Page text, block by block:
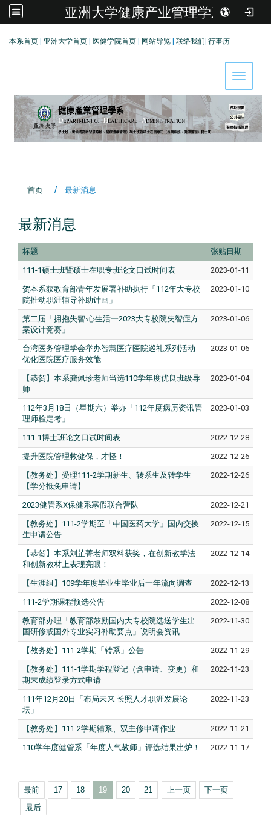
亚洲大学健康产业管理学系
本系首页 亚洲大学首页 医健学院首页 网站导览 联络我们 行事历
Toggle
首页 最新消息
最新消息
标题 张贴日期
111-1硕士班暨硕士在职专班论文口试时间表 2023-01-11
贺本系获教育部青年发展署补助执行「112年大专校
院推动职涯辅导补助计画」
2023-01-10
第二届「拥抱失智·心生活一2023大专校院失智症方
案设计竞赛」
2023-01-06
台湾医务管理学会举办智慧医疗医院巡礼系列活动-
优化医院医疗服务效能
2023-01-06
【恭贺】本系龚佩珍老师当选110学年度优良班级导
师
2023-01-04
112年3月18日（星期六）举办「112年度病历资讯管
理师检定考」
2023-01-03
111-1博士班论文口试时间表 2022-12-28
提升医院管理救健保，才怪！ 2022-12-26
【教务处】受理111-2学期新生、转系生及转学生
【学分抵免申请】
2022-12-26
2023健管系X保健系寒假联合营队 2022-12-21
【教务处】111-2学期至「中国医药大学」国内交换
生申请公告
2022-12-15
【恭贺】本系刘芷菁老师双料获奖，在创新教学法
和创新教材上表现亮眼！
2022-12-14
【生涯组】109学年度毕业生毕业后一年流向调查 2022-12-13
111-2学期课程预选公告 2022-12-08
教育部办理「教育部鼓励国内大专校院选送学生出
国研修或国外专业实习补助要点」说明会资讯
2022-11-30
【教务处】111-2学期「转系」公告 2022-11-29
【教务处】111-1学期学程登记（含申请、变更）和
期末成绩登录方式申请
2022-11-23
111年12月20日「布局未来 长照人才职涯发展论
坛」
2022-11-23
【教务处】111-2学期辅系、双主修申请作业 2022-11-21
110学年度健管系「年度人气教师」评选结果出炉！ 2022-11-17
最前 17 18 19 20 21 上一页
下一页
最后